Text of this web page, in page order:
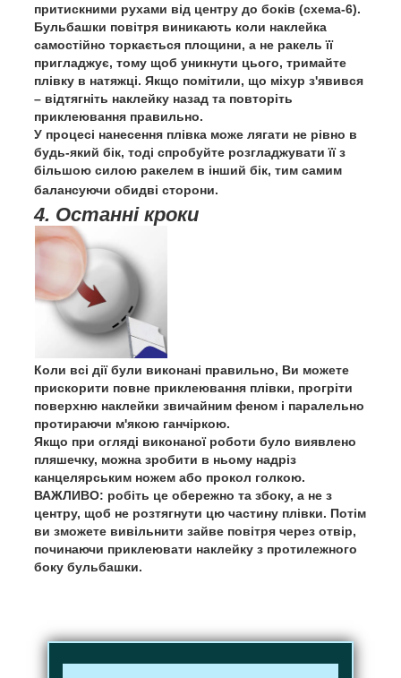
притискними рухами від центру до боків (схема-6).
Бульбашки повітря виникають коли наклейка
самостійно торкається площини, а не ракель її
пригладжує, тому щоб уникнути цього, тримайте
плівку в натяжці. Якщо помітили, що міхур з'явився
– відтягніть наклейку назад та повторіть
приклеювання правильно.
У процесі нанесення плівка може лягати не рівно в
будь-який бік, тоді спробуйте розгладжувати її з
більшою силою ракелем в інший бік, тим самим
балансуючи обидві сторони.
4. Останні кроки
Коли всі дії були виконані правильно, Ви можете
прискорити повне приклеювання плівки, прогріти
поверхню наклейки звичайним феном і паралельно
протираючи м'якою ганчіркою.
Якщо при огляді виконаної роботи було виявлено
пляшечку, можна зробити в ньому надріз
канцелярським ножем або прокол голкою.
ВАЖЛИВО: робіть це обережно та збоку, а не з
центру, щоб не розтягнути цю частину плівки. Потім
ви зможете вивільнити зайве повітря через отвір,
починаючи приклеювати наклейку з протилежного
боку бульбашки.